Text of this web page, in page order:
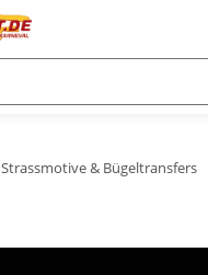
Strassmotive & Bügeltransfers